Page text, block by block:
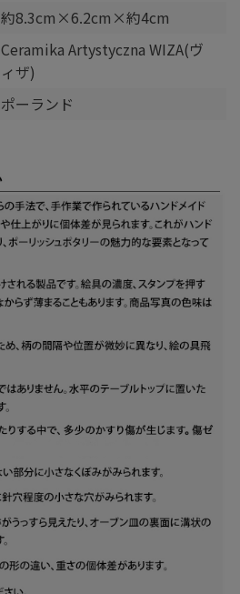
約8.3cm×6.2cm×約4cm
Ceramika Artystyczna WIZA(ヴ
ィザ)
ポーランド